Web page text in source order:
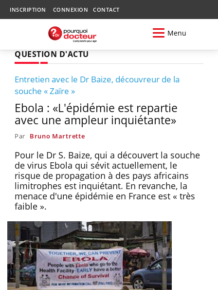
INSCRIPTION CONNEXION CONTACT
Menu
QUESTION D'ACTU
Entretien avec le Dr Baize, découvreur de la
souche « Zaïre »
Ebola : «L'épidémie est repartie
avec une ampleur inquiétante»
Par Bruno Martrette
Pour le Dr S. Baize, qui a découvert la souche
de virus Ebola qui sévit actuellement, le
risque de propagation à des pays africains
limitrophes est inquiétant. En revanche, la
menace d'une épidémie en France est « très
faible ».